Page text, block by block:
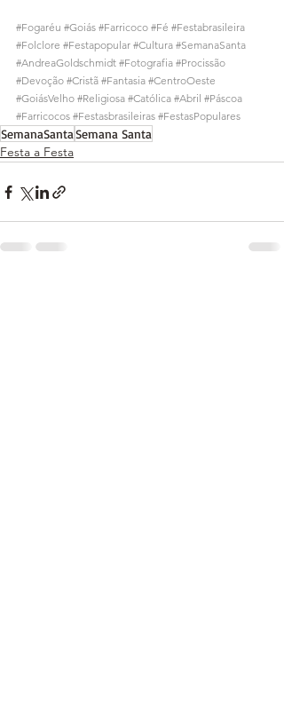
#Fogaréu #Goiás #Farricoco #Fé #Festabrasileira
#Folclore #Festapopular #Cultura #SemanaSanta
#AndreaGoldschmidt #Fotografia #Procissão
#Devoção #Cristã #Fantasia #CentroOeste
#GoiásVelho #Religiosa #Católica #Abril #Páscoa
#Farricocos #Festasbrasileiras #FestasPopulares
SemanaSantaSemana Santa
Festa a Festa